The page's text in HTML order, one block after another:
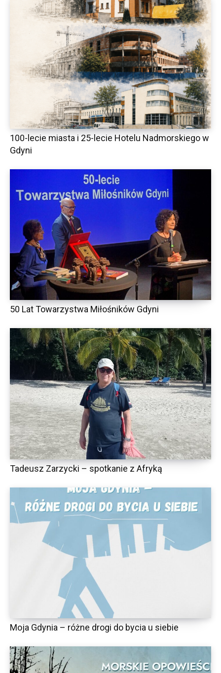
100-lecie miasta i 25-lecie Hotelu Nadmorskiego w
Gdyni
50 Lat Towarzystwa Miłośników Gdyni
Tadeusz Zarzycki – spotkanie z Afryką
Moja Gdynia – różne drogi do bycia u siebie